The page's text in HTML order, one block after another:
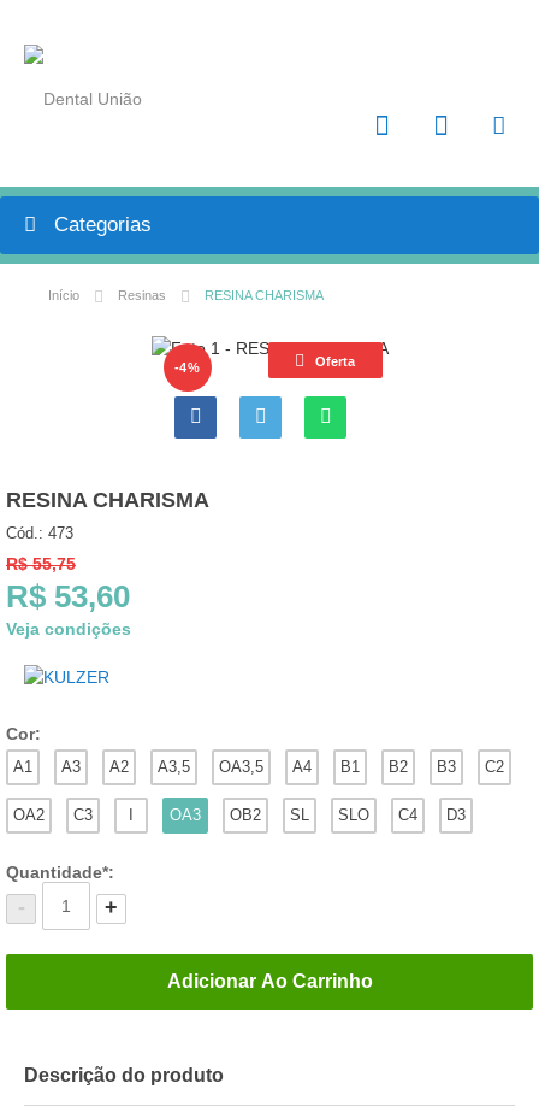
Categorias
Início Resinas RESINA CHARISMA
Oferta
-4%

RESINA CHARISMA
Cód.: 473
R$ 55,75
R$ 53,60
Veja condições
Cor:
A1 A3 A2 A3,5 OA3,5 A4 B1 B2 B3 C2
OA2 C3 I OA3 OB2 SL SLO C4 D3
Quantidade*:
- +
Adicionar Ao Carrinho
Descrição do produto